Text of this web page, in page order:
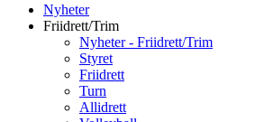
Nyheter
Friidrett/Trim
Nyheter - Friidrett/Trim
Styret
Friidrett
Turn
Allidrett